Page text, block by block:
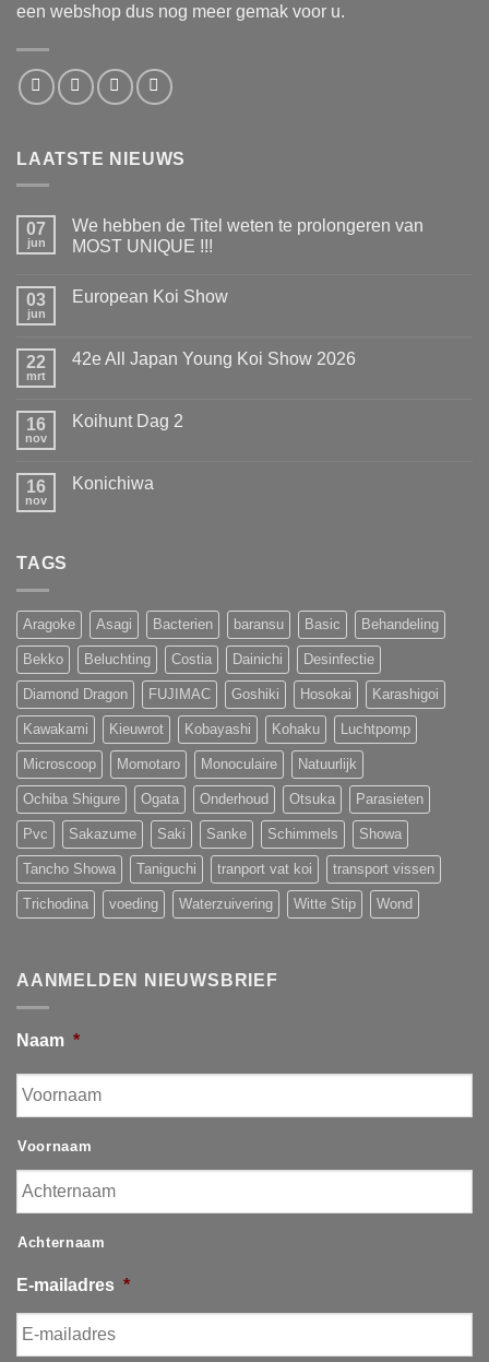
een webshop dus nog meer gemak voor u.
LAATSTE NIEUWS
07
jun
We hebben de Titel weten te prolongeren van
MOST UNIQUE !!!
op
Titel
weten
MOST
03
jun
European Koi Show
European
22
mrt
42e All Japan Young Koi Show 2026
42e
Koi
16
nov
Koihunt Dag 2
Koihunt
16
nov
Konichiwa
TAGS
Aragoke Asagi Bacterien baransu Basic Behandeling
Bekko Beluchting Costia Dainichi Desinfectie
Diamond Dragon FUJIMAC Goshiki Hosokai Karashigoi
Kawakami Kieuwrot Kobayashi Kohaku Luchtpomp
Microscoop Momotaro Monoculaire Natuurlijk
Ochiba Shigure Ogata Onderhoud Otsuka Parasieten
Pvc Sakazume Saki Sanke Schimmels Showa
Tancho Showa Taniguchi tranport vat koi transport vissen
Trichodina voeding Waterzuivering Witte Stip Wond
AANMELDEN NIEUWSBRIEF
Naam *
Voornaam
Achternaam
E-mailadres *